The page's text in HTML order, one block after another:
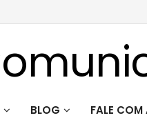
BLOG FALE COM